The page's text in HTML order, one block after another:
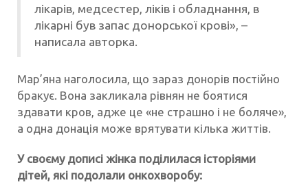
лікарів, медсестер, ліків і обладнання, в
лікарні був запас донорської крові», –
написала авторка.
Мар’яна наголосила, що зараз донорів постійно
бракує. Вона закликала рівнян не боятися
здавати кров, адже це «не страшно і не боляче»,
а одна донація може врятувати кілька життів.
У своєму дописі жінка поділилася історіями
дітей, які подолали онкохворобу: